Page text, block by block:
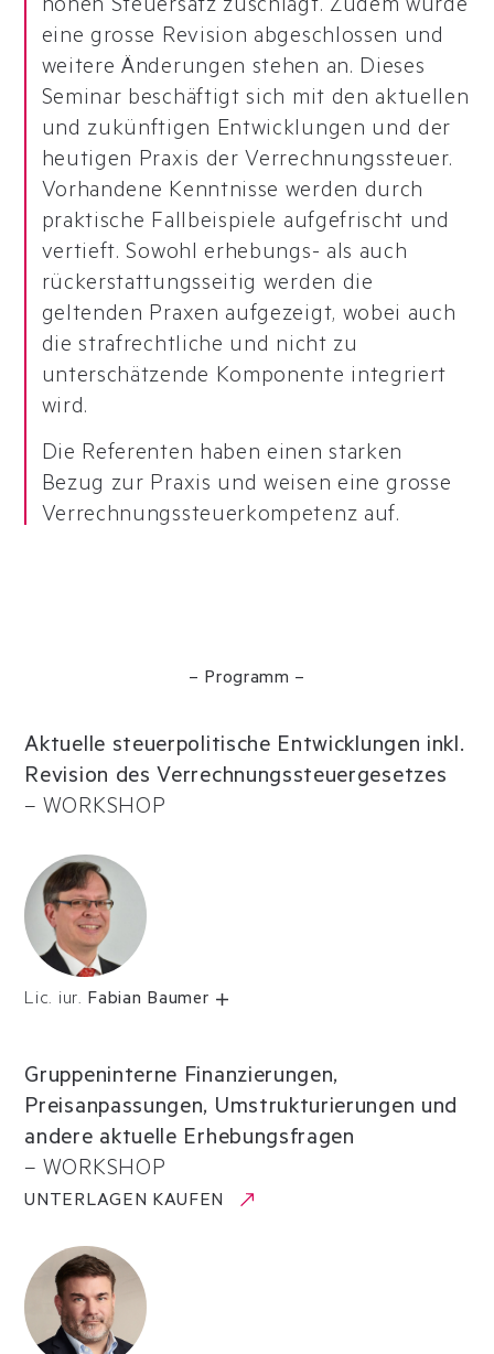
hohen Steuersatz zuschlägt. Zudem wurde
eine grosse Revision abgeschlossen und
weitere Änderungen stehen an. Dieses
Seminar beschäftigt sich mit den aktuellen
und zukünftigen Entwicklungen und der
heutigen Praxis der Verrechnungssteuer.
Vorhandene Kenntnisse werden durch
praktische Fallbeispiele aufgefrischt und
vertieft. Sowohl erhebungs- als auch
rückerstattungsseitig werden die
geltenden Praxen aufgezeigt, wobei auch
die strafrechtliche und nicht zu
unterschätzende Komponente integriert
wird.
Die Referenten haben einen starken
Bezug zur Praxis und weisen eine grosse
Verrechnungssteuerkompetenz auf.
– Programm –
Aktuelle steuerpolitische Entwicklungen inkl.
Revision des Verrechnungssteuergesetzes
– WORKSHOP
Lic. iur. Fabian Baumer
Gruppeninterne Finanzierungen,
Preisanpassungen, Umstrukturierungen und
andere aktuelle Erhebungsfragen
– WORKSHOP
UNTERLAGEN KAUFEN